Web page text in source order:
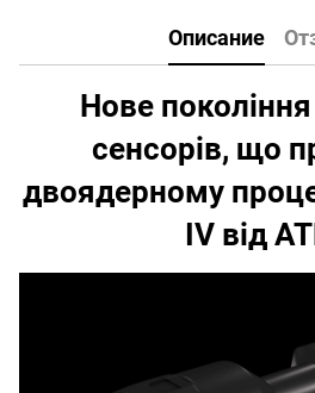
Описание
Нове
сенсорів, що
двоядерному
IV від